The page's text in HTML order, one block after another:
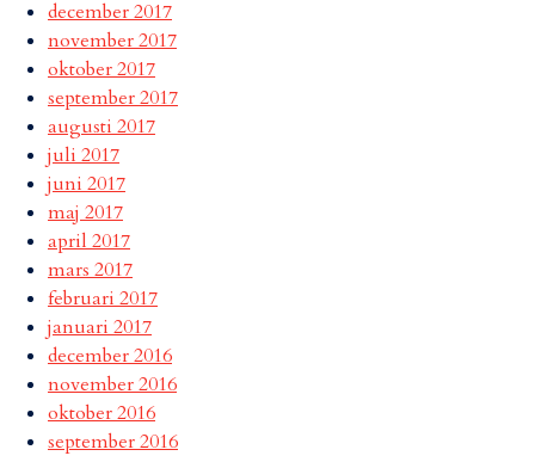
december 2017
november 2017
oktober 2017
september 2017
augusti 2017
juli 2017
juni 2017
maj 2017
april 2017
mars 2017
februari 2017
januari 2017
december 2016
november 2016
oktober 2016
september 2016